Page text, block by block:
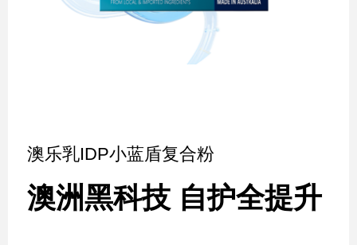
澳乐乳IDP小蓝盾复合粉
澳洲黑科技 自护全提升